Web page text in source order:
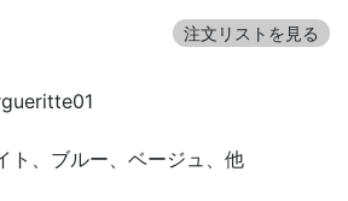
注文リストを見る
ト、ブルー、ベージュ、他